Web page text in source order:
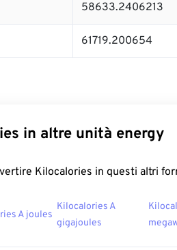
58633.2406213
61719.200654
in altre unità energy
Kilocalories in questi altri
A joules
Kilocalories A
gigajoules